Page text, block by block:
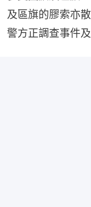
及區旗的膠索亦
警方正調查事件